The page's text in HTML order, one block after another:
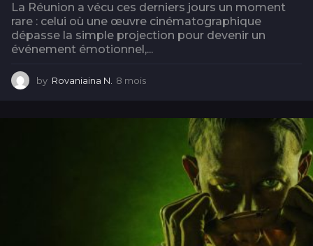
La Réunion a vécu ces derniers jours un moment
rare : celui où une œuvre cinématographique
dépasse la simple projection pour devenir un
événement émotionnel,...
by Rovaniaina N. 8 mois